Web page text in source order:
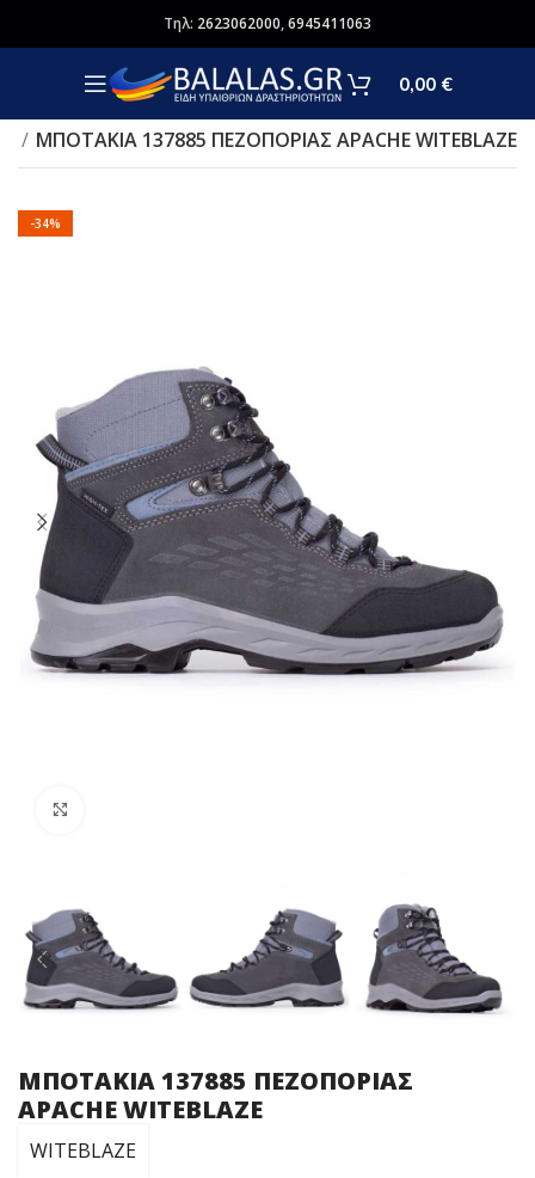
Τηλ: 2623062000,6945411063
0,00 €
ΜΠΟΤΑΚΙΑ 137885 ΠΕΖΟΠΟΡΙΑΣ APACHE WITEBLAZE
-34%
ΜΠΟΤΑΚΙΑ 137885 ΠΕΖΟΠΟΡΙΑΣ
APACHE WITEBLAZE
WITEBLAZE